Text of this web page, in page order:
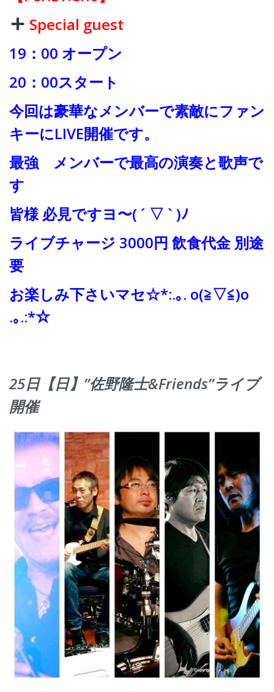
Special guest
19：00 オープン
20：00スタート
今回は豪華なメンバーで素敵にファン
キーにLIVE開催です。
最強 メンバーで最高の演奏と歌声で
す
皆様 必見ですヨ〜( ´ ▽ ` )ﾉ
ライブチャージ 3000円 飲食代金 別途
要
お楽しみ下さいマセ☆*:.｡. o(≧▽≦)o
.｡.:*☆
25日【日】”佐野隆士&Friends”ライブ
開催